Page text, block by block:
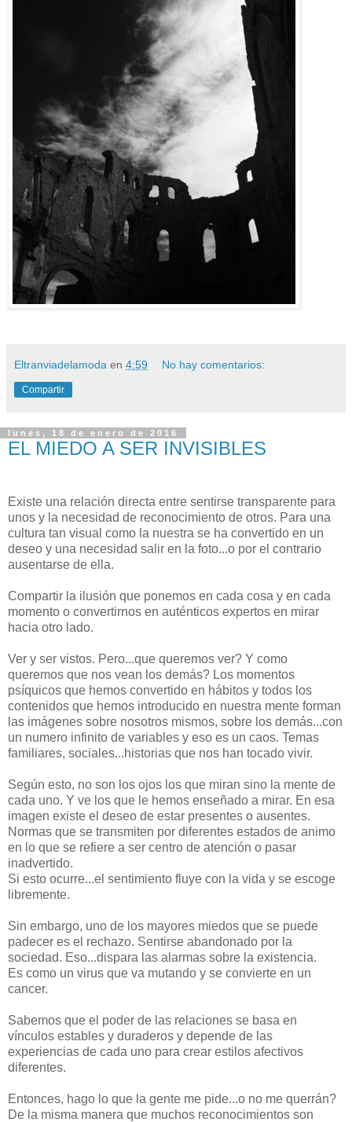
Eltranviadelamoda en 4:59 No hay comentarios:
Compartir
lunes, 18 de enero de 2016
EL MIEDO A SER INVISIBLES
Existe una relación directa entre sentirse transparente para
unos y la necesidad de reconocimiento de otros. Para una
cultura tan visual como la nuestra se ha convertido en un
deseo y una necesidad salir en la foto...o por el contrario
ausentarse de ella.
Compartir la ilusión que ponemos en cada cosa y en cada
momento o convertirnos en auténticos expertos en mirar
hacia otro lado.
Ver y ser vistos. Pero...que queremos ver? Y como
queremos que nos vean los demás? Los momentos
psíquicos que hemos convertido en hábitos y todos los
contenidos que hemos introducido en nuestra mente forman
las imágenes sobre nosotros mismos, sobre los demás...con
un numero infinito de variables y eso es un caos. Temas
familiares, sociales...historias que nos han tocado vivir.
Según esto, no son los ojos los que miran sino la mente de
cada uno. Y ve los que le hemos enseñado a mirar. En esa
imagen existe el deseo de estar presentes o ausentes.
Normas que se transmiten por diferentes estados de animo
en lo que se refiere a ser centro de atención o pasar
inadvertido.
Si esto ocurre...el sentimiento fluye con la vida y se escoge
libremente.
Sin embargo, uno de los mayores miedos que se puede
padecer es el rechazo. Sentirse abandonado por la
sociedad. Eso...dispara las alarmas sobre la existencia.
Es como un virus que va mutando y se convierte en un
cancer.
Sabemos que el poder de las relaciones se basa en
vínculos estables y duraderos y depende de las
experiencias de cada uno para crear estilos afectivos
diferentes.
Entonces, hago lo que la gente me pide...o no me querrán?
De la misma manera que muchos reconocimientos son